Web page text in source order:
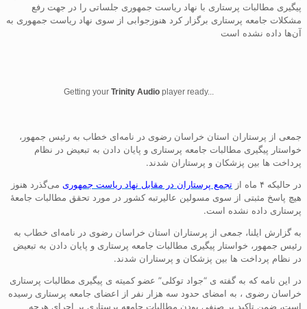
پیگیری مطالبات پرستاری با نهاد ریاست جمهوری جلساتی را در جهت رفع
مشکلات جامعه پرستاری برگزار کرد هنوزجوابی از سوی نهاد ریاست جمهوری به
آن‌ها داده نشده است
Getting your Trinity Audio player ready...
جمعی از پرستاران استان خراسان رضوی در نامه‌ای خطاب به رئیس جمهور،
خواستار پیگیری مطالبات جامعه پرستاری و پایان دادن به تبعیض در نظام
پرداخت ها بین پزشکان و پرستاران شدند.
در حالیکه ۴ ماه از
تجمع پرستاران در مقابل نهاد ریاست جمهوری می‌گذرد هنوز
هیچ پاسخ مثبتی از سوی مسولین عالیرتبه کشور در مورد تحقق مطالبات جامعهٔ
پرستاری داده نشده است.
به گزارش ایلنا، جمعی از پرستاران استان خراسان رضوی در نامه‌ای خطاب به
رئیس جمهور، خواستار پیگیری مطالبات جامعه پرستاری و پایان دادن به تبعیض
در نظام پرداخت ها بین پزشکان و پرستاران شدند.
در این نامه که به گفته ی “جواد توکلی” عضو کمیته ی پیگیری مطالبات پرستاری
خراسان رضوی ، به امضای حدود سه هزار نفر از اعضای جامعه پرستاری رسیده
است، ضمن تاکید بر صنفی بودن مطالبات جامعه پرستاری بر اجرای هرچه